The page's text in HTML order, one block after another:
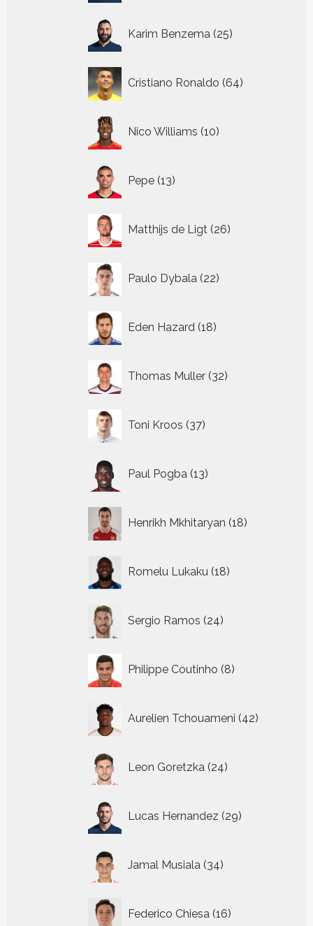
Karim Benzema 25
producten
Cristiano Ronaldo 64
producten
Nico Williams 10
producten
Pepe 13
producten
Matthijs de Ligt 26
producten
Paulo Dybala 22
producten
Eden Hazard 18
producten
Thomas Muller 32
producten
Toni Kroos 37
producten
Paul Pogba 13
producten
Henrikh Mkhitaryan 18
producten
Romelu Lukaku 18
producten
Sergio Ramos 24
producten
Philippe Coutinho 8
producten
Aurelien Tchouameni 42
producten
Leon Goretzka 24
producten
Lucas Hernandez 29
producten
Jamal Musiala 34
producten
Federico Chiesa 16
producten